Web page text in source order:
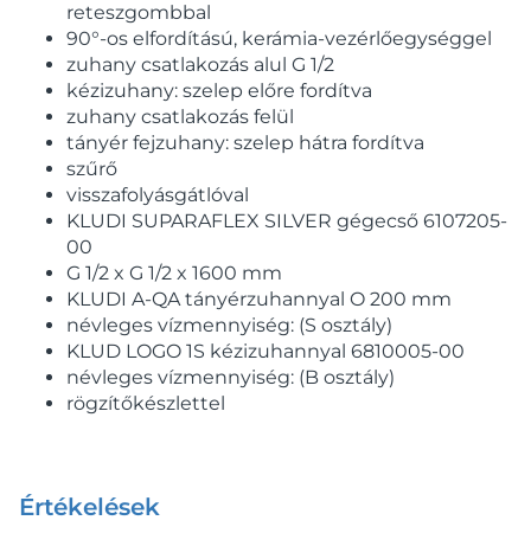
reteszgombbal
90°-os elfordítású, kerámia-vezérlőegységgel
zuhany csatlakozás alul G 1/2
kézizuhany: szelep előre fordítva
zuhany csatlakozás felül
tányér fejzuhany: szelep hátra fordítva
szűrő
visszafolyásgátlóval
KLUDI SUPARAFLEX SILVER gégecső 6107205-
00
G 1/2 x G 1/2 x 1600 mm
KLUDI A-QA tányérzuhannyal O 200 mm
névleges vízmennyiség: (S osztály)
KLUD LOGO 1S kézizuhannyal 6810005-00
névleges vízmennyiség: (B osztály)
rögzítőkészlettel
Értékelések